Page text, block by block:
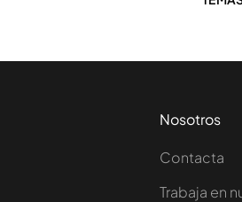
Nosotros
Contacta
Trabaja en